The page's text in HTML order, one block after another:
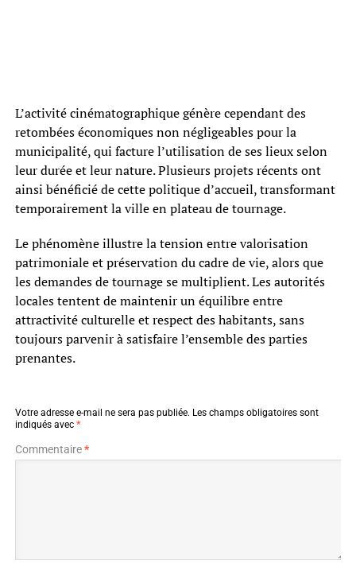
L’activité cinématographique génère cependant des
retombées économiques non négligeables pour la
municipalité, qui facture l’utilisation de ses lieux selon
leur durée et leur nature. Plusieurs projets récents ont
ainsi bénéficié de cette politique d’accueil, transformant
temporairement la ville en plateau de tournage.
Le phénomène illustre la tension entre valorisation
patrimoniale et préservation du cadre de vie, alors que
les demandes de tournage se multiplient. Les autorités
locales tentent de maintenir un équilibre entre
attractivité culturelle et respect des habitants, sans
toujours parvenir à satisfaire l’ensemble des parties
prenantes.
Votre adresse e-mail ne sera pas publiée. Les champs obligatoires sont
indiqués avec *
Commentaire*